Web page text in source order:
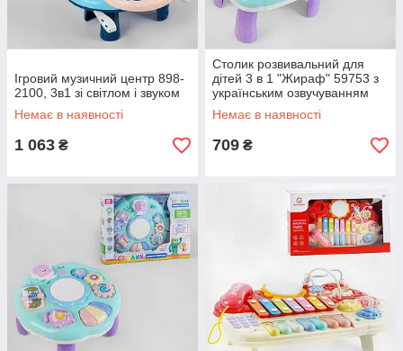
Ігровий музичний центр 898-
2100, 3в1 зі світлом і звуком
Немає в наявності
1 063 ₴
Столик розвивальний для
дітей 3 в 1 "Жираф" 59753 з
українським озвучуванням
Немає в наявності
709 ₴